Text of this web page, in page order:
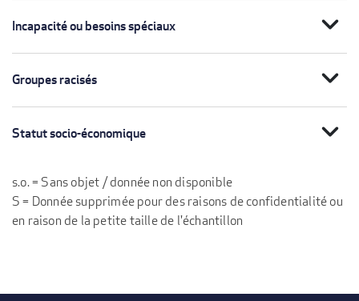
Incapacité ou besoins spéciaux expand_more
Groupes racisés expand_more
Statut socio-économique expand_more
s.o. = Sans objet / donnée non disponible
S = Donnée supprimée pour des raisons de confidentialité ou
en raison de la petite taille de l'échantillon